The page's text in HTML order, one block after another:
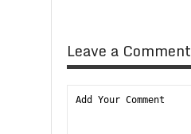
Leave a Comment